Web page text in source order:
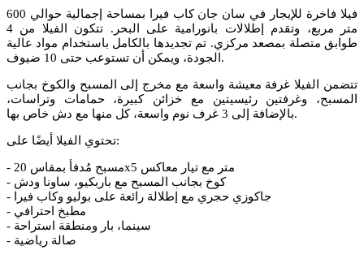
فيلا فاخرة للإيجار في سان جان كاب فيرا بمساحة إجمالية حوالي 600
متر مربع، وتقدم إطلالات بانورامية على البحر. تتكون الفيلا من 4
طوابق متصلة بمصعد مركزي. تم تجديدها بالكامل باستخدام مواد عالية
الجودة، ويمكن أن تستوعب حتى 10 ضيوف.
تتضمن الفيلا غرفة معيشة واسعة مع مخرج إلى المسبح والكوخ بجانب
المسبح، وغرفتين رئيسيتين مع خزائن كبيرة، حمامات وتراسات،
بالإضافة إلى 3 غرف نوم واسعة، كل منها مع دش خاص بها.
تحتوي الفيلا أيضًا على:
- مسبح مُدفأ بمقاس 20x5 متر مع تيار معاكس
- كوخ بجانب المسبح مع باربكيو، ساونا ودش
- جاكوزي حجري مع إطلالة رائعة على بوليو وكاب فيرا
- مطبخ احترافي
- سينما، بار ومنطقة استراحة
- صالة رياضية